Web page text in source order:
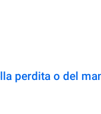
perdita o del